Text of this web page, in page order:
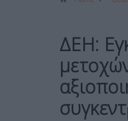
ΔΕΗ: